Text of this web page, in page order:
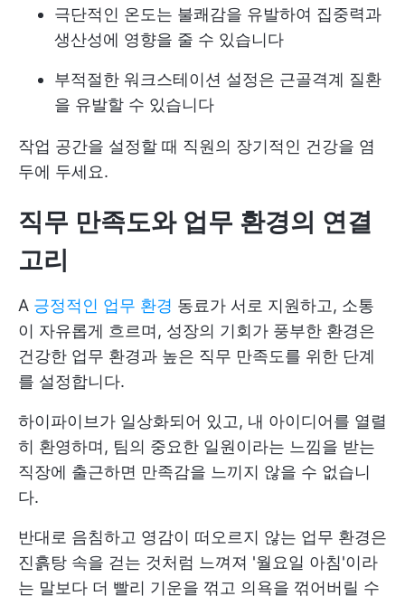
극단적인 온도는 불쾌감을 유발하여 집중력과
생산성에 영향을 줄 수 있습니다
부적절한 워크스테이션 설정은 근골격계 질환
을 유발할 수 있습니다
작업 공간을 설정할 때 직원의 장기적인 건강을 염
두에 두세요.
직무 만족도와 업무 환경의 연결
고리
A 긍정적인 업무 환경 동료가 서로 지원하고, 소통
이 자유롭게 흐르며, 성장의 기회가 풍부한 환경은
건강한 업무 환경과 높은 직무 만족도를 위한 단계
를 설정합니다.
하이파이브가 일상화되어 있고, 내 아이디어를 열렬
히 환영하며, 팀의 중요한 일원이라는 느낌을 받는
직장에 출근하면 만족감을 느끼지 않을 수 없습니
다.
반대로 음침하고 영감이 떠오르지 않는 업무 환경은
진흙탕 속을 걷는 것처럼 느껴져 '월요일 아침'이라
는 말보다 더 빨리 기운을 꺾고 의욕을 꺾어버릴 수